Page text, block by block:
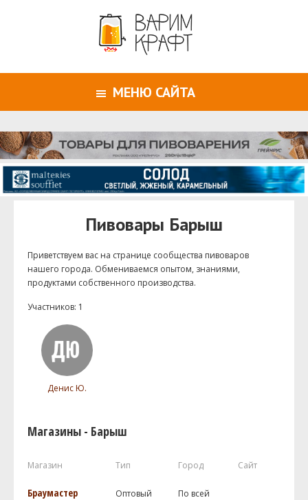
МЕНЮ САЙТА
Пивовары Барыш
Приветствуем ваc на странице сообщества пивоваров
нашего города. Обмениваемся опытом, знаниями,
продуктами собственного производства.
Участников: 1
Денис Ю.
Магазины - Барыш
Магазин Тип Город Сайт
Браумастер Оптовый
По всей